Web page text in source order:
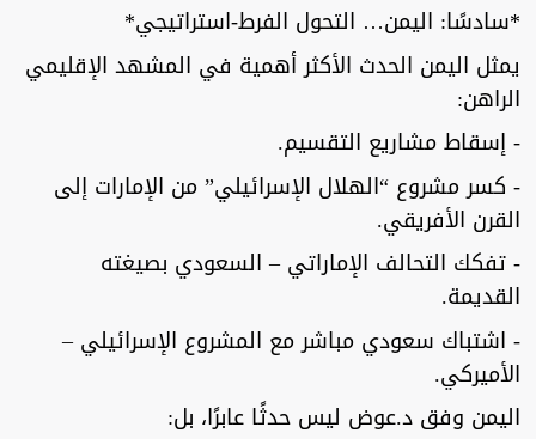
*سادسًا: اليمن… التحول الفرط-استراتيجي*
يمثل اليمن الحدث الأكثر أهمية في المشهد الإقليمي
الراهن:
- إسقاط مشاريع التقسيم.
- كسر مشروع “الهلال الإسرائيلي” من الإمارات إلى
القرن الأفريقي.
- تفكك التحالف الإماراتي – السعودي بصيغته
القديمة.
- اشتباك سعودي مباشر مع المشروع الإسرائيلي –
الأميركي.
اليمن وفق د.عوض ليس حدثًا عابرًا، بل: